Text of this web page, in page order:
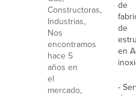
Constructoras,
Industrias,
Nos
encontramos
hace 5
años en
el
mercado,
de
de
en
-